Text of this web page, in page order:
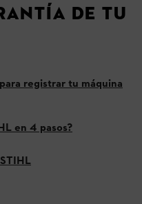
DE TU
registrar tu máquina
en 4 pasos?